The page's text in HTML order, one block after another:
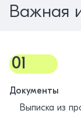
Важная
01
Документы
Выписка из